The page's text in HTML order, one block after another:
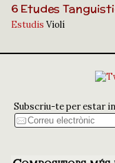
6 Etudes
Estudis Violí
Subscriu-te per estar